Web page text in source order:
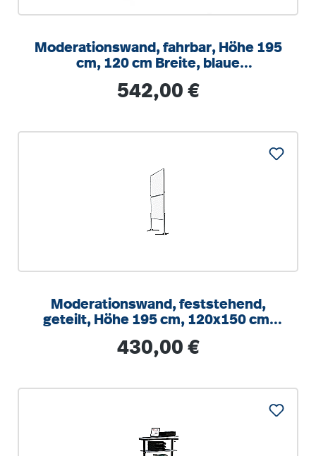
Moderationswand, fahrbar, Höhe 195
cm, 120 cm Breite, blaue
Regulärer Preis:
542,00 €
Moderationswand, feststehend,
geteilt, Höhe 195 cm, 120x150 cm,
Regulärer Preis:
430,00 €